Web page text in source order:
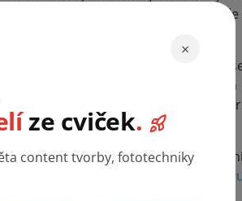
jsou mnohem citlivější,
je i zesilovač.
reakce), kdy se do mikrofonu
se, že ASMR je jednou z
i vy doma, a právě s
zdroj (tzv. phantomové
naladění jednotlivých hlasů) i
×
ze cviček.
content tvorby, fototechniky